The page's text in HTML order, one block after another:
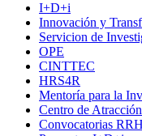
I+D+i
Innovación y
Servicion de
OPE
CINTTEC
HRS4R
Mentoría para la
Centro de
Convocatorias